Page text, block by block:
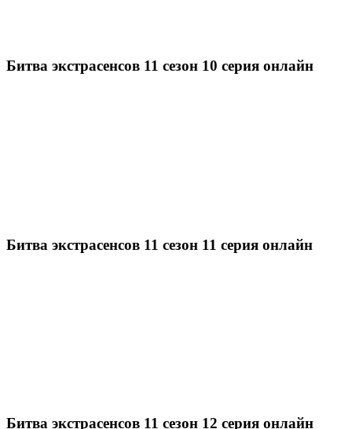
Битва экстрасенсов 11 сезон 10 серия онлайн
Битва экстрасенсов 11 сезон 11 серия онлайн
Битва экстрасенсов 11 сезон 12 серия онлайн